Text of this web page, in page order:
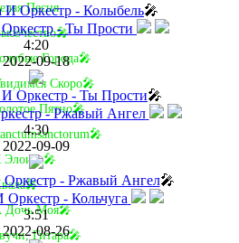
Песня
Города🎤
Скоро🎤
Пятно🎤
Элоизе🎤
Дочь Моя🎤
Гитара🎤
И Оркестр - Колыбель🎤
4:20
2022-09-18
И Оркестр - Ты Прости🎤
4:30
2022-09-09
Оркестр - Ржавый Ангел🎤
3:51
2022-08-26